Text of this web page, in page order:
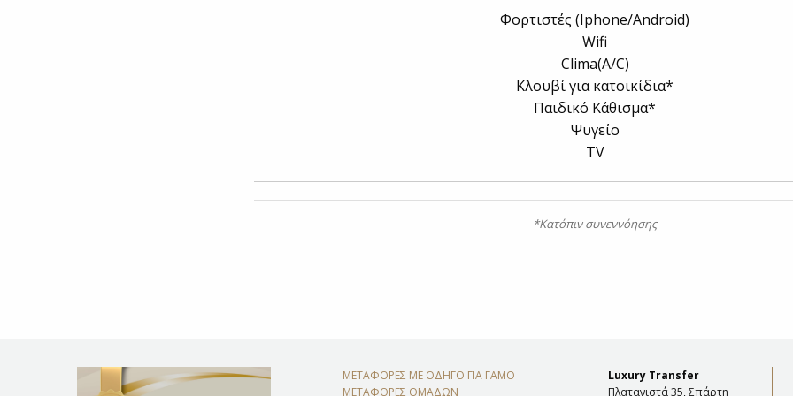
Φορτιστές (Iphone/Android)
Wifi
Clima(A/C)
Κλουβί για κατοικίδια*
Παιδικό Κάθισμα*
Ψυγείο
TV
*Κατόπιν συνεννόησης
ΜΕΤΑΦΟΡΕΣ ΜΕ ΟΔΗΓΟ ΓΙΑ ΓΑΜΟ
ΜΕΤΑΦΟΡΕΣ ΟΜΑΔΩΝ
Luxury Transfer
Πλατανιστά 35, Σπάρτη